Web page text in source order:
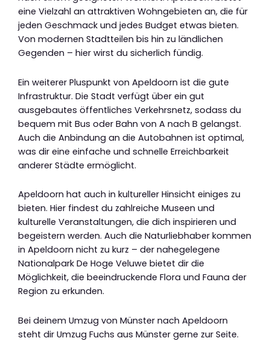
eine Vielzahl an attraktiven Wohngebieten an, die für
jeden Geschmack und jedes Budget etwas bieten.
Von modernen Stadtteilen bis hin zu ländlichen
Gegenden – hier wirst du sicherlich fündig.
Ein weiterer Pluspunkt von Apeldoorn ist die gute
Infrastruktur. Die Stadt verfügt über ein gut
ausgebautes öffentliches Verkehrsnetz, sodass du
bequem mit Bus oder Bahn von A nach B gelangst.
Auch die Anbindung an die Autobahnen ist optimal,
was dir eine einfache und schnelle Erreichbarkeit
anderer Städte ermöglicht.
Apeldoorn hat auch in kultureller Hinsicht einiges zu
bieten. Hier findest du zahlreiche Museen und
kulturelle Veranstaltungen, die dich inspirieren und
begeistern werden. Auch die Naturliebhaber kommen
in Apeldoorn nicht zu kurz – der nahegelegene
Nationalpark De Hoge Veluwe bietet dir die
Möglichkeit, die beeindruckende Flora und Fauna der
Region zu erkunden.
Bei deinem Umzug von Münster nach Apeldoorn
steht dir Umzug Fuchs aus Münster gerne zur Seite.